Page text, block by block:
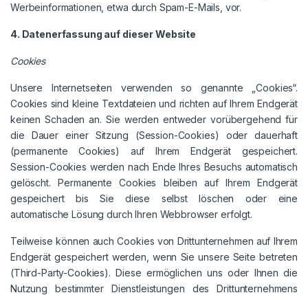
Werbeinformationen, etwa durch Spam-E-Mails, vor.
4. Datenerfassung auf dieser Website
Cookies
Unsere Internetseiten verwenden so genannte „Cookies“.
Cookies sind kleine Textdateien und richten auf Ihrem Endgerät
keinen Schaden an. Sie werden entweder vorübergehend für
die Dauer einer Sitzung (Session-Cookies) oder dauerhaft
(permanente Cookies) auf Ihrem Endgerät gespeichert.
Session-Cookies werden nach Ende Ihres Besuchs automatisch
gelöscht. Permanente Cookies bleiben auf Ihrem Endgerät
gespeichert bis Sie diese selbst löschen oder eine
automatische Lösung durch Ihren Webbrowser erfolgt.
Teilweise können auch Cookies von Drittunternehmen auf Ihrem
Endgerät gespeichert werden, wenn Sie unsere Seite betreten
(Third-Party-Cookies). Diese ermöglichen uns oder Ihnen die
Nutzung bestimmter Dienstleistungen des Drittunternehmens